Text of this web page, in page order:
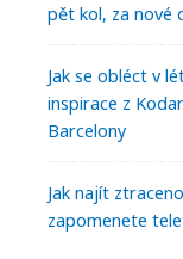
pět kol, za nové
Jak se obléct v
inspirace z
Barcelony
Jak najít
zapomenete